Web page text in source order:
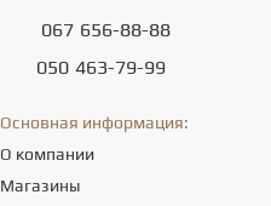
067 656-88-88
050 463-79-99
Основная информация:
О компании
Магазины